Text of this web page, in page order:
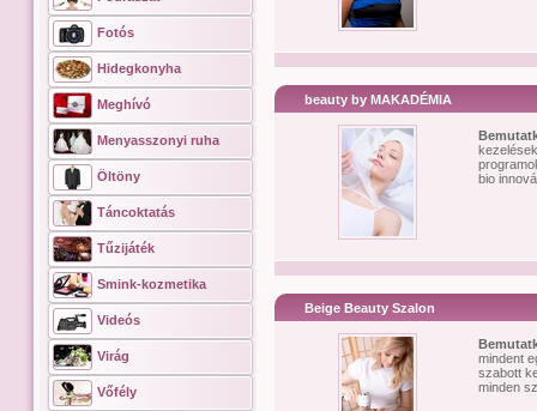
Fotós
Hidegkonyha
Meghívó
Menyasszonyi ruha
Öltöny
Táncoktatás
Tűzijáték
Smink-kozmetika
Videós
Virág
Vőfély
beauty by MAKADÉMIA
bio
Beige Beauty Szalon
mindent
szabott
minden